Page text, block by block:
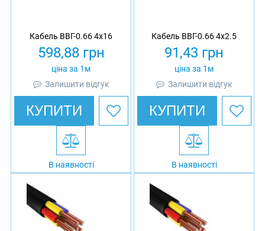
Кабель ВВГ-0.66 4х16
598,88грн
ціна за 1м
Залишити відгук
КУПИТИ
В наявності
Кабель ВВГ-0.66 4х2.5
91,43 грн
ціна за 1м
Залишити відгук
КУПИТИ
В наявності